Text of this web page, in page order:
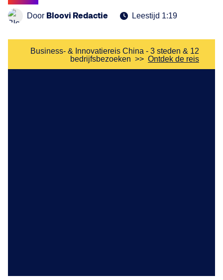
Door Bloovi Redactie Leestijd 1:19
Business- & Innovatiereis China - 3 steden & 12
bedrijfsbezoeken >> Ontdek de reis